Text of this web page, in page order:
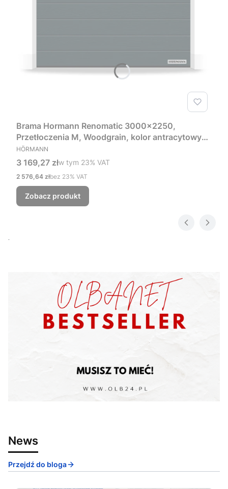
Brama Hormann Renomatic 3000x2250,
Przetłoczenia M, Woodgrain, kolor antracytowy
RAL 7016 + Prowadzenie Z
PRODUCENT
HÖRMANN
Cena brutto
3 169,27 złw tym %s VAT
w tym 23% VAT
Cena netto
2 576,64 złbez 23% VAT
Zobacz produkt
News
Przejdź do bloga